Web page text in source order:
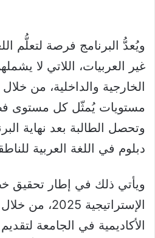
ويُعدُّ البرنامج فرصة لتعلُّم
غير العربيات، اللاتي لا
مستويات يُمثّل كل مستوى
وتحصل الطالبة بعد نهاية
دبلوم في اللغة العربية
ويأتي ذلك في إطار تحقيق
الإستراتيجية
الأكاديمية في الجامعة